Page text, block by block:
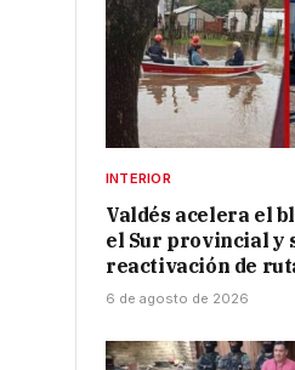
INTERIOR
Valdés acelera el
el Sur provincial y
reactivación de
6 de agosto de 2026